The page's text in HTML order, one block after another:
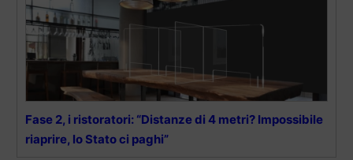
Fase 2, i ristoratori: “Distanze di 4 metri? Impossibile
riaprire, lo Stato ci paghi”